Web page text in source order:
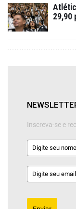
29,90
Inscreva-se e